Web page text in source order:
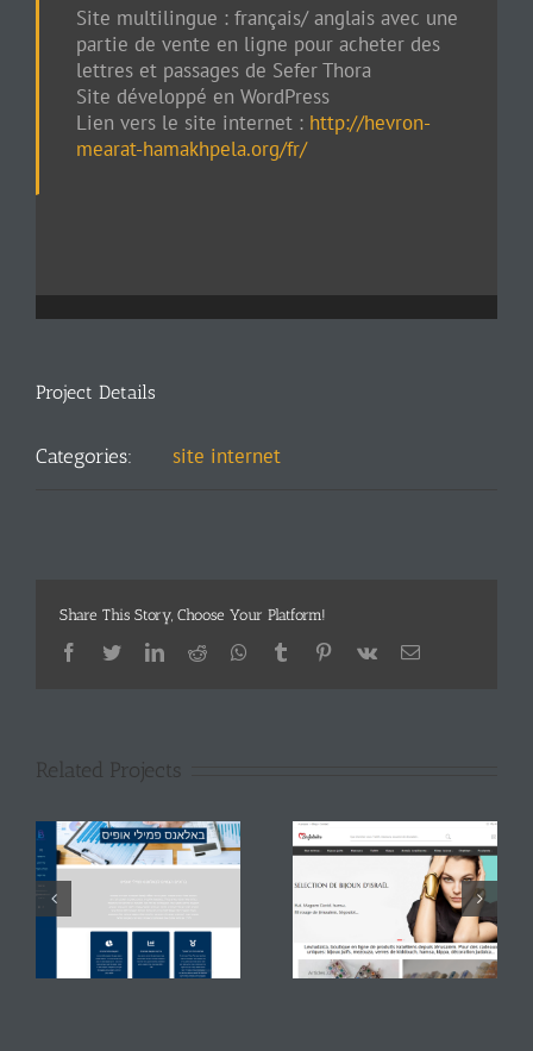
Site multilingue : français/ anglais avec une
partie de vente en ligne pour acheter des
lettres et passages de Sefer Thora
Site développé en WordPress
Lien vers le site internet : http://hevron-
mearat-hamakhpela.org/fr/
Project Details
Categories: site internet
Share This Story, Choose Your Platform!
Facebook
TwitterLinkedIn
Reddit Whatsapp
Tumblr Pinterest
Vk Email
Related Projects